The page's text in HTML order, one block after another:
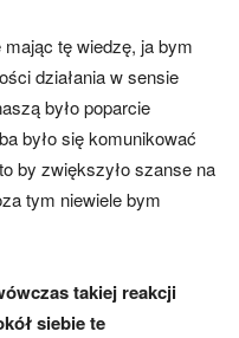
tę wiedzę, ja bym
działania w sensie
było poparcie
było się komunikować
by zwiększyło szanse na
tym niewiele bym
takiej reakcji
siebie te